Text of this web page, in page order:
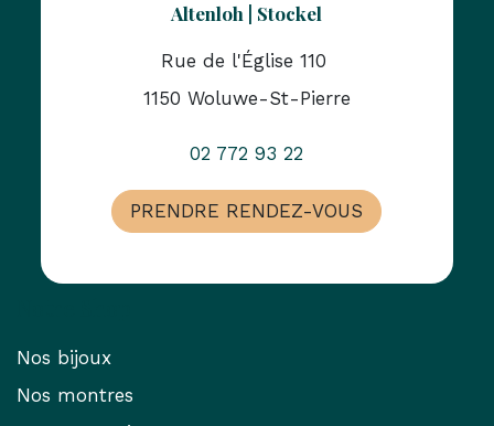
Altenloh | Stockel
Rue de l'Église 110
1150 Woluwe-St-Pierre
02 772 93 22
PRENDRE RENDEZ-VOUS
Nos bijoux
Nos montres